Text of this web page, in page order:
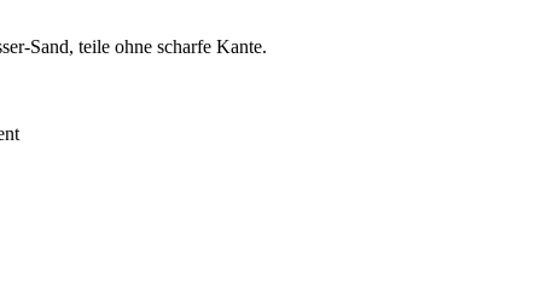
Sand, teile ohne scharfe Kante.